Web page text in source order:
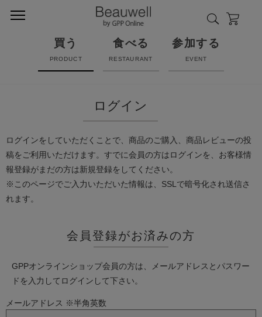
買う
PRODUCT
食べる
RESTAURANT
参加する
EVENT
ログイン
ログインをしていただくことで、商品のご購入、商品レビューの投
稿をご利用いただけます。すでに会員の方はログインを、お客様情
報登録がまだの方は新規登録をしてください。
※このページでご入力いただいた情報は、SSLで暗号化され送信さ
れます。
会員登録がお済みの方
GPPオンラインショップ会員の方は、メールアドレスとパスワー
ドを入力してログインして下さい。
メールアドレス ※半角英数